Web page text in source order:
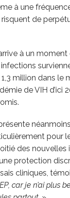
à une
risquent de
à un moment
million dans le
de VIH d’ici
pour
des nouvelles
protection
cliniques,
car je n’ai plus